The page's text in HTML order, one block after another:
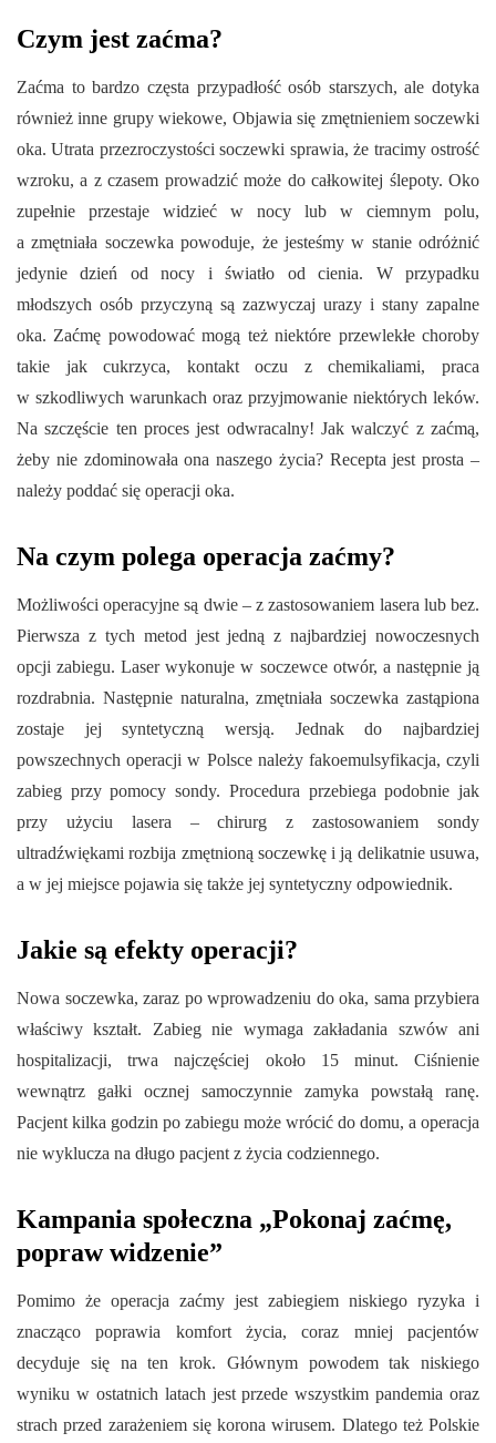
Czym jest zaćma?
Zaćma to bardzo częsta przypadłość osób starszych, ale dotyka
również inne grupy wiekowe, Objawia się zmętnieniem soczewki
oka. Utrata przezroczystości soczewki sprawia, że tracimy ostrość
wzroku, a z czasem prowadzić może do całkowitej ślepoty. Oko
zupełnie przestaje widzieć w nocy lub w ciemnym polu,
a zmętniała soczewka powoduje, że jesteśmy w stanie odróżnić
jedynie dzień od nocy i światło od cienia. W przypadku
młodszych osób przyczyną są zazwyczaj urazy i stany zapalne
oka. Zaćmę powodować mogą też niektóre przewlekłe choroby
takie jak cukrzyca, kontakt oczu z chemikaliami, praca
w szkodliwych warunkach oraz przyjmowanie niektórych leków.
Na szczęście ten proces jest odwracalny! Jak walczyć z zaćmą,
żeby nie zdominowała ona naszego życia? Recepta jest prosta –
należy poddać się operacji oka.
Na czym polega operacja zaćmy?
Możliwości operacyjne są dwie – z zastosowaniem lasera lub bez.
Pierwsza z tych metod jest jedną z najbardziej nowoczesnych
opcji zabiegu. Laser wykonuje w soczewce otwór, a następnie ją
rozdrabnia. Następnie naturalna, zmętniała soczewka zastąpiona
zostaje jej syntetyczną wersją. Jednak do najbardziej
powszechnych operacji w Polsce należy fakoemulsyfikacja, czyli
zabieg przy pomocy sondy. Procedura przebiega podobnie jak
przy użyciu lasera – chirurg z zastosowaniem sondy
ultradźwiękami rozbija zmętnioną soczewkę i ją delikatnie usuwa,
a w jej miejsce pojawia się także jej syntetyczny odpowiednik.
Jakie są efekty operacji?
Nowa soczewka, zaraz po wprowadzeniu do oka, sama przybiera
właściwy kształt. Zabieg nie wymaga zakładania szwów ani
hospitalizacji, trwa najczęściej około 15 minut. Ciśnienie
wewnątrz gałki ocznej samoczynnie zamyka powstałą ranę.
Pacjent kilka godzin po zabiegu może wrócić do domu, a operacja
nie wyklucza na długo pacjent z życia codziennego.
Kampania społeczna „Pokonaj zaćmę,
popraw widzenie”
Pomimo że operacja zaćmy jest zabiegiem niskiego ryzyka i
znacząco poprawia komfort życia, coraz mniej pacjentów
decyduje się na ten krok. Głównym powodem tak niskiego
wyniku w ostatnich latach jest przede wszystkim pandemia oraz
strach przed zarażeniem się korona wirusem. Dlatego też Polskie